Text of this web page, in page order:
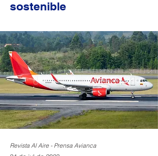
sostenible
Revista Al Aire - Prensa Avianca